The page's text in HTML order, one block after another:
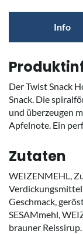
Info
Der Twist Snack
Snack. Die
und überzeugen
Apfelnote. Ein
Zutaten
WEIZENMEHL,
Geschmack,
SESAMmehl,
brauner